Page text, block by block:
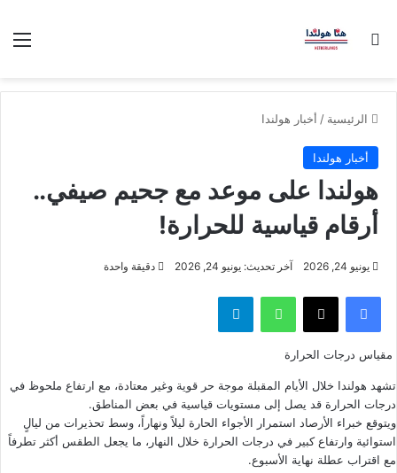
بحث عن
الرئيسية / أخبار هولندا
أخبار هولندا
هولندا على موعد مع جحيم صيفي..
أرقام قياسية للحرارة!
يونيو 24, 2026 آخر تحديث: يونيو 24, 2026 دقيقة واحدة
فيسبوك ‫X واتساب تيلقرام
مقياس درجات الحرارة
تشهد هولندا خلال الأيام المقبلة موجة حر قوية وغير معتادة، مع ارتفاع ملحوظ في
درجات الحرارة قد يصل إلى مستويات قياسية في بعض المناطق.
ويتوقع خبراء الأرصاد استمرار الأجواء الحارة ليلاً ونهاراً، وسط تحذيرات من ليالٍ
استوائية وارتفاع كبير في درجات الحرارة خلال النهار، ما يجعل الطقس أكثر تطرفاً
مع اقتراب عطلة نهاية الأسبوع.